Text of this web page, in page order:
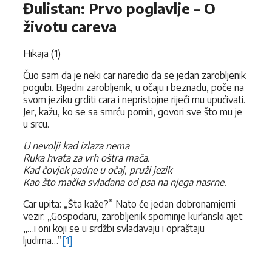
Đulistan: Prvo poglavlje – O
životu careva
Hikaja (1)
Čuo sam da je neki car naredio da se jedan zarobljenik
pogubi. Bijedni zarobljenik, u očaju i beznadu, poče na
svom jeziku grditi cara i nepristojne riječi mu upućivati.
Jer, kažu, ko se sa smrću pomiri, govori sve što mu je
u srcu.
U nevolji kad izlaza nema
Ruka hvata za vrh oštra mača.
Kad čovjek padne u očaj, pruži jezik
Kao što mačka svladana od psa na njega nasrne.
Car upita: „Šta kaže?” Nato će jedan dobronamjerni
vezir: „Gospodaru, zarobljenik spominje kur'anski ajet:
„…i oni koji se u srdžbi svladavaju i opraštaju
ljudima…”[1]